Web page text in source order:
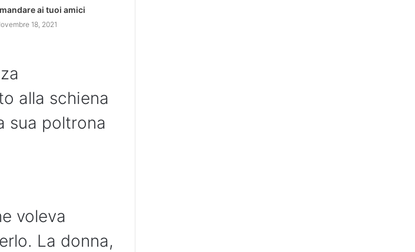
ai tuoi amici
18, 2021
alla schiena
sua poltrona
voleva
La donna,